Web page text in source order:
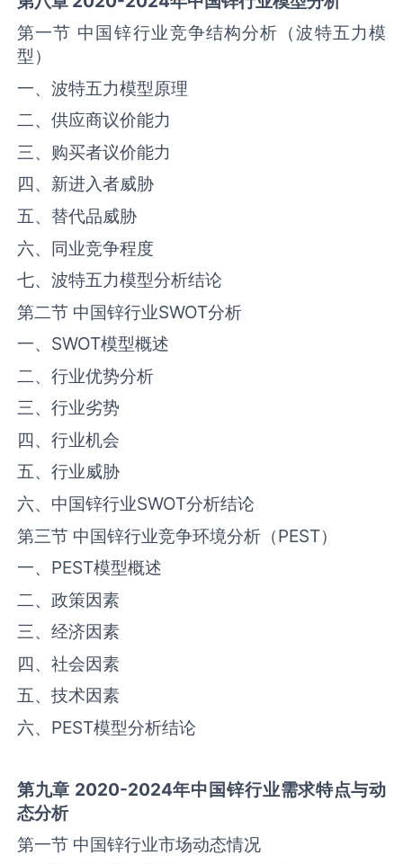
第一节 中国‌锌‌行业竞争结构分析（波特五力模
型）
一、波特五力模型原理
二、供应商议价能力
三、购买者议价能力
四、新进入者威胁
五、替代品威胁
六、同业竞争程度
七、波特五力模型分析结论
第二节 中国‌锌‌行业SWOT分析
一、SWOT模型概述
二、行业优势分析
三、行业劣势
四、行业机会
五、行业威胁
六、中国‌锌‌行业SWOT分析结论
第三节 中国‌锌‌行业竞争环境分析（PEST）
一、PEST模型概述
二、政策因素
三、经济因素
四、社会因素
五、技术因素
六、PEST模型分析结论
第九章 2020-2024年中国锌行业需求特点与动
态分析
第一节 中国‌锌‌行业市场动态情况